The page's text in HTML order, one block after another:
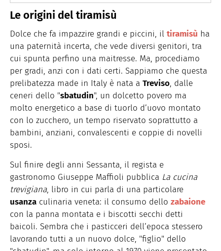
Le origini del tiramisù
Dolce che fa impazzire grandi e piccini, il tiramisù ha
una paternità incerta, che vede diversi genitori, tra
cui spunta perfino una maitresse. Ma, procediamo
per gradi, anzi con i dati certi. Sappiamo che questa
prelibatezza made in Italy è nata a Treviso, dalle
ceneri dello "sbatudin", un dolcetto povero ma
molto energetico a base di tuorlo d’uovo montato
con lo zucchero, un tempo riservato soprattutto a
bambini, anziani, convalescenti e coppie di novelli
sposi.
Sul finire degli anni Sessanta, il regista e
gastronomo Giuseppe Maffioli pubblica La cucina
trevigiana, libro in cui parla di una particolare
usanza culinaria veneta: il consumo dello zabaione
con la panna montata e i biscotti secchi detti
baicoli. Sembra che i pasticceri dell’epoca stessero
lavorando tutti a un nuovo dolce, "figlio" dello